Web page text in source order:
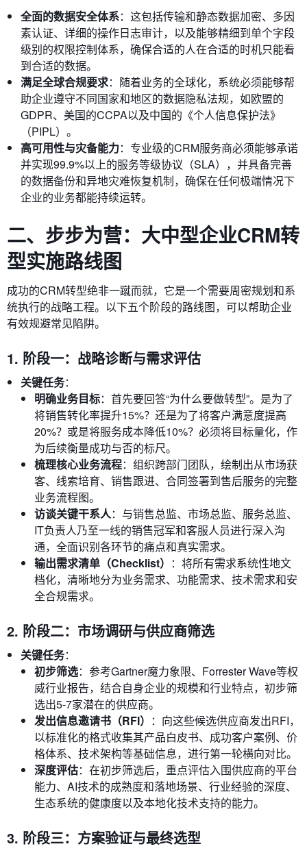
全面的数据安全体系：这包括传输和静态数据加密、多因
素认证、详细的操作日志审计，以及能够精细到单个字段
级别的权限控制体系，确保合适的人在合适的时机只能看
到合适的数据。
满足全球合规要求：随着业务的全球化，系统必须能够帮
助企业遵守不同国家和地区的数据隐私法规，如欧盟的
GDPR、美国的CCPA以及中国的《个人信息保护法》
（PIPL）。
高可用性与灾备能力：专业级的CRM服务商必须能够承诺
并实现99.9%以上的服务等级协议（SLA），并具备完善
的数据备份和异地灾难恢复机制，确保在任何极端情况下
企业的业务都能持续运转。
二、步步为营：大中型企业CRM转
型实施路线图
成功的CRM转型绝非一蹴而就，它是一个需要周密规划和系
统执行的战略工程。以下五个阶段的路线图，可以帮助企业
有效规避常见陷阱。
1. 阶段一：战略诊断与需求评估
关键任务：
明确业务目标：首先要回答“为什么要做转型”。是为了
将销售转化率提升15%？还是为了将客户满意度提高
20%？或是将服务成本降低10%？必须将目标量化，作
为后续衡量成功与否的标尺。
梳理核心业务流程：组织跨部门团队，绘制出从市场获
客、线索培育、销售跟进、合同签署到售后服务的完整
业务流程图。
访谈关键干系人：与销售总监、市场总监、服务总监、
IT负责人乃至一线的销售冠军和客服人员进行深入沟
通，全面识别各环节的痛点和真实需求。
输出需求清单（Checklist） ：将所有需求系统性地文
档化，清晰地分为业务需求、功能需求、技术需求和安
全合规需求。
2. 阶段二：市场调研与供应商筛选
关键任务：
初步筛选：参考Gartner魔力象限、Forrester Wave等权
威行业报告，结合自身企业的规模和行业特点，初步筛
选出5-7家潜在的供应商。
发出信息邀请书（RFI） ：向这些候选供应商发出RFI，
以标准化的格式收集其产品白皮书、成功客户案例、价
格体系、技术架构等基础信息，进行第一轮横向对比。
深度评估：在初步筛选后，重点评估入围供应商的平台
能力、AI技术的成熟度和落地场景、行业经验的深度、
生态系统的健康度以及本地化技术支持的能力。
3. 阶段三：方案验证与最终选型